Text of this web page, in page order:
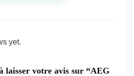
yet.
laisser votre avis sur “AEG